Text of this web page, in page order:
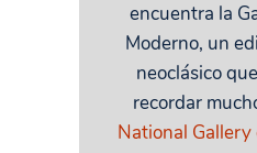
encuentra la
Moderno, un
neoclásico
recordar
National Gallery